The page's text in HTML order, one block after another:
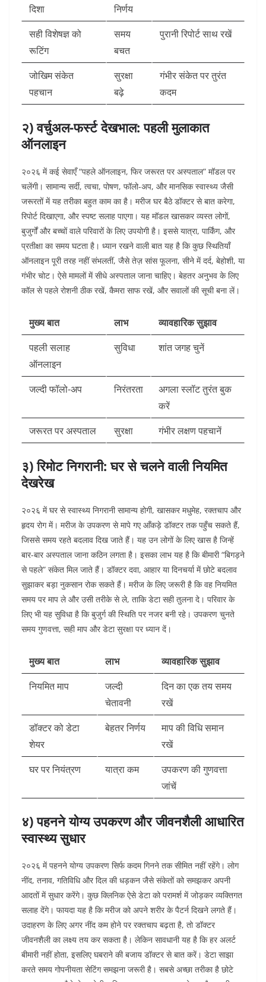
दिशा
निर्णय
सही विशेषज्ञ को
रूटिंग
समय
बचत
पुरानी रिपोर्ट साथ रखें
जोखिम संकेत
पहचान
सुरक्षा
बढ़े
गंभीर संकेत पर तुरंत
कदम
२) वर्चुअल-फर्स्ट देखभाल: पहली मुलाकात
ऑनलाइन
२०२६ में कई सेवाएँ “पहले ऑनलाइन, फिर जरूरत पर अस्पताल” मॉडल पर
चलेंगी। सामान्य सर्दी, त्वचा, पोषण, फॉलो-अप, और मानसिक स्वास्थ्य जैसी
जरूरतों में यह तरीका बहुत काम का है। मरीज घर बैठे डॉक्टर से बात करेगा,
रिपोर्ट दिखाएगा, और स्पष्ट सलाह पाएगा। यह मॉडल खासकर व्यस्त लोगों,
बुजुर्गों और बच्चों वाले परिवारों के लिए उपयोगी है। इससे यात्रा, पार्किंग, और
प्रतीक्षा का समय घटता है। ध्यान रखने वाली बात यह है कि कुछ स्थितियाँ
ऑनलाइन पूरी तरह नहीं संभलतीं, जैसे तेज़ सांस फूलना, सीने में दर्द, बेहोशी, या
गंभीर चोट। ऐसे मामलों में सीधे अस्पताल जाना चाहिए। बेहतर अनुभव के लिए
कॉल से पहले रोशनी ठीक रखें, कैमरा साफ रखें, और सवालों की सूची बना लें।
मुख्य बात लाभ
व्यावहारिक सुझाव
पहली सलाह
ऑनलाइन
सुविधा शांत जगह चुनें
जल्दी फॉलो-अप निरंतरता
अगला स्लॉट तुरंत बुक
करें
जरूरत पर अस्पताल
सुरक्षा गंभीर लक्षण पहचानें
३) रिमोट निगरानी: घर से चलने वाली नियमित
देखरेख
२०२६ में घर से स्वास्थ्य निगरानी सामान्य होगी, खासकर मधुमेह, रक्तचाप और
हृदय रोग में। मरीज के उपकरण से मापे गए आँकड़े डॉक्टर तक पहुँच सकते हैं,
जिससे समय रहते बदलाव दिख जाते हैं। यह उन लोगों के लिए खास है जिन्हें
बार-बार अस्पताल जाना कठिन लगता है। इसका लाभ यह है कि बीमारी “बिगड़ने
से पहले” संकेत मिल जाते हैं। डॉक्टर दवा, आहार या दिनचर्या में छोटे बदलाव
सुझाकर बड़ा नुकसान रोक सकते हैं। मरीज के लिए जरूरी है कि वह नियमित
समय पर माप ले और उसी तरीके से ले, ताकि डेटा सही तुलना दे। परिवार के
लिए भी यह सुविधा है कि बुजुर्ग की स्थिति पर नजर बनी रहे। उपकरण चुनते
समय गुणवत्ता, सही माप और डेटा सुरक्षा पर ध्यान दें।
मुख्य बात लाभ
व्यावहारिक सुझाव
नियमित माप
जल्दी
चेतावनी
दिन का एक तय समय
रखें
डॉक्टर को डेटा
शेयर
बेहतर निर्णय
माप की विधि समान
रखें
घर पर नियंत्रण
यात्रा कम
उपकरण की गुणवत्ता
जांचें
४) पहनने योग्य उपकरण और जीवनशैली आधारित
स्वास्थ्य सुधार
२०२६ में पहनने योग्य उपकरण सिर्फ कदम गिनने तक सीमित नहीं रहेंगे। लोग
नींद, तनाव, गतिविधि और दिल की धड़कन जैसे संकेतों को समझकर अपनी
आदतों में सुधार करेंगे। कुछ क्लिनिक ऐसे डेटा को परामर्श में जोड़कर व्यक्तिगत
सलाह देंगे। फायदा यह है कि मरीज को अपने शरीर के पैटर्न दिखने लगते हैं।
उदाहरण के लिए अगर नींद कम होने पर रक्तचाप बढ़ता है, तो डॉक्टर
जीवनशैली का लक्ष्य तय कर सकता है। लेकिन सावधानी यह है कि हर अलर्ट
बीमारी नहीं होता, इसलिए घबराने की बजाय डॉक्टर से बात करें। डेटा साझा
करते समय गोपनीयता सेटिंग समझना जरूरी है। सबसे अच्छा तरीका है छोटे